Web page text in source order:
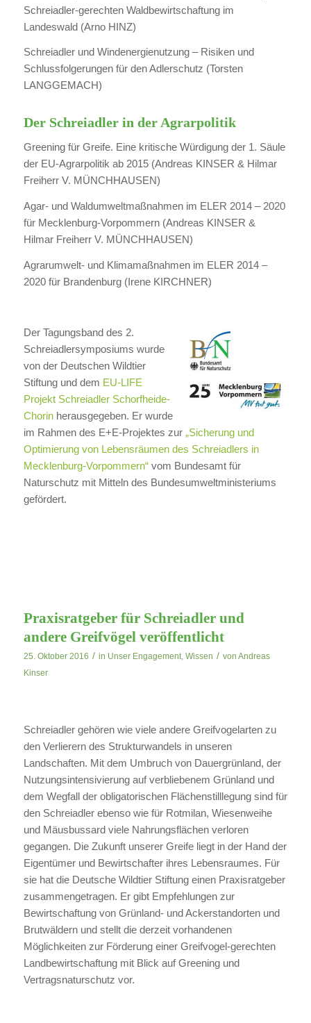
Schreiadler-gerechten Waldbewirtschaftung im
Landeswald (Arno HINZ)
Schreiadler und Windenergienutzung – Risiken und
Schlussfolgerungen für den Adlerschutz (Torsten
LANGGEMACH)
Der Schreiadler in der Agrarpolitik
Greening für Greife. Eine kritische Würdigung der 1. Säule
der EU-Agrarpolitik ab 2015 (Andreas KINSER & Hilmar
Freiherr V. MÜNCHHAUSEN)
Agar- und Waldumweltmaßnahmen im ELER 2014 – 2020
für Mecklenburg-Vorpommern (Andreas KINSER &
Hilmar Freiherr V. MÜNCHHAUSEN)
Agrarumwelt- und Klimamaßnahmen im ELER 2014 –
2020 für Brandenburg (Irene KIRCHNER)
Der Tagungsband des 2.
Schreiadlersymposiums wurde
von der Deutschen Wildtier
Stiftung und dem EU-LIFE
Projekt Schreiadler Schorfheide-
Chorin herausgegeben. Er wurde
im Rahmen des E+E-Projektes zur „Sicherung und
Optimierung von Lebensräumen des Schreiadlers in
Mecklenburg-Vorpommern“ vom Bundesamt für
Naturschutz mit Mitteln des Bundesumweltministeriums
gefördert.
Praxisratgeber für Schreiadler und
andere Greifvögel veröffentlicht
25. Oktober 2016 / in Unser Engagement, Wissen / von Andreas
Kinser
Schreiadler gehören wie viele andere Greifvogelarten zu
den Verlierern des Strukturwandels in unseren
Landschaften. Mit dem Umbruch von Dauergrünland, der
Nutzungsintensivierung auf verbliebenem Grünland und
dem Wegfall der obligatorischen Flächenstilllegung sind für
den Schreiadler ebenso wie für Rotmilan, Wiesenweihe
und Mäusbussard viele Nahrungsflächen verloren
gegangen. Die Zukunft unserer Greife liegt in der Hand der
Eigentümer und Bewirtschafter ihres Lebensraumes. Für
sie hat die Deutsche Wildtier Stiftung einen Praxisratgeber
zusammengetragen. Er gibt Empfehlungen zur
Bewirtschaftung von Grünland- und Ackerstandorten und
Brutwäldern und stellt die derzeit vorhandenen
Möglichkeiten zur Förderung einer Greifvogel-gerechten
Landbewirtschaftung mit Blick auf Greening und
Vertragsnaturschutz vor.